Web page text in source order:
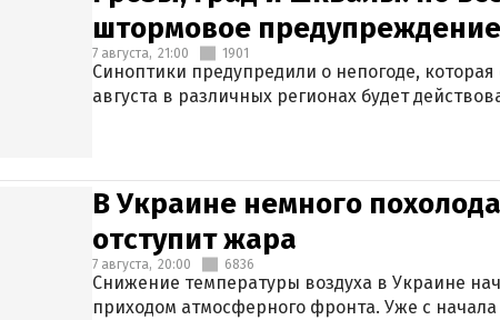
штормовое предупреждение
7 августа, 21:00 1901
Синоптики предупредили о непогоде,
августа в различных регионах будет
В Украине немного
отступит жара
7 августа, 20:00 6836
Снижение температуры воздуха в Украине
приходом атмосферного фронта. Уже с